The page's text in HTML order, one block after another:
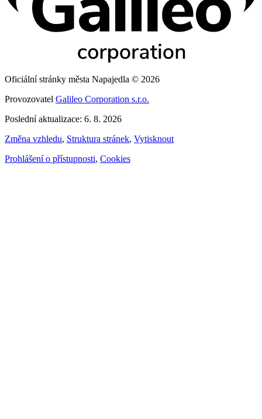
Oficiální stránky města Napajedla © 2026
Provozovatel Galileo Corporation s.r.o.
Poslední aktualizace: 6. 8. 2026
Změna vzhledu, Struktura stránek, Vytisknout
Prohlášení o přístupnosti, Cookies